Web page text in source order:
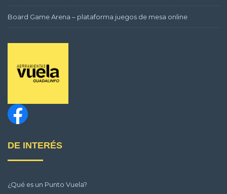
Board Game Arena – plataforma juegos de mesa online
DE INTERÉS
¿Qué es un Punto Vuela?